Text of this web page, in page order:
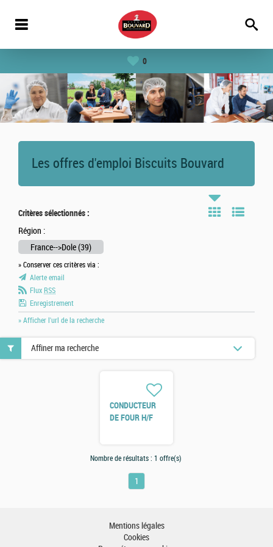
0
Les offres d'emploi Biscuits Bouvard
Critères sélectionnés :
Région :
France-->Dole (39)
» Conserver ces critères via :
Alerte email
Flux RSS
Enregistrement
» Afficher l'url de la recherche
CONDUCTEUR
DE FOUR H/F
Affiner ma recherche
Nombre de résultats : 1 offre(s)
1
Mentions légales
Cookies